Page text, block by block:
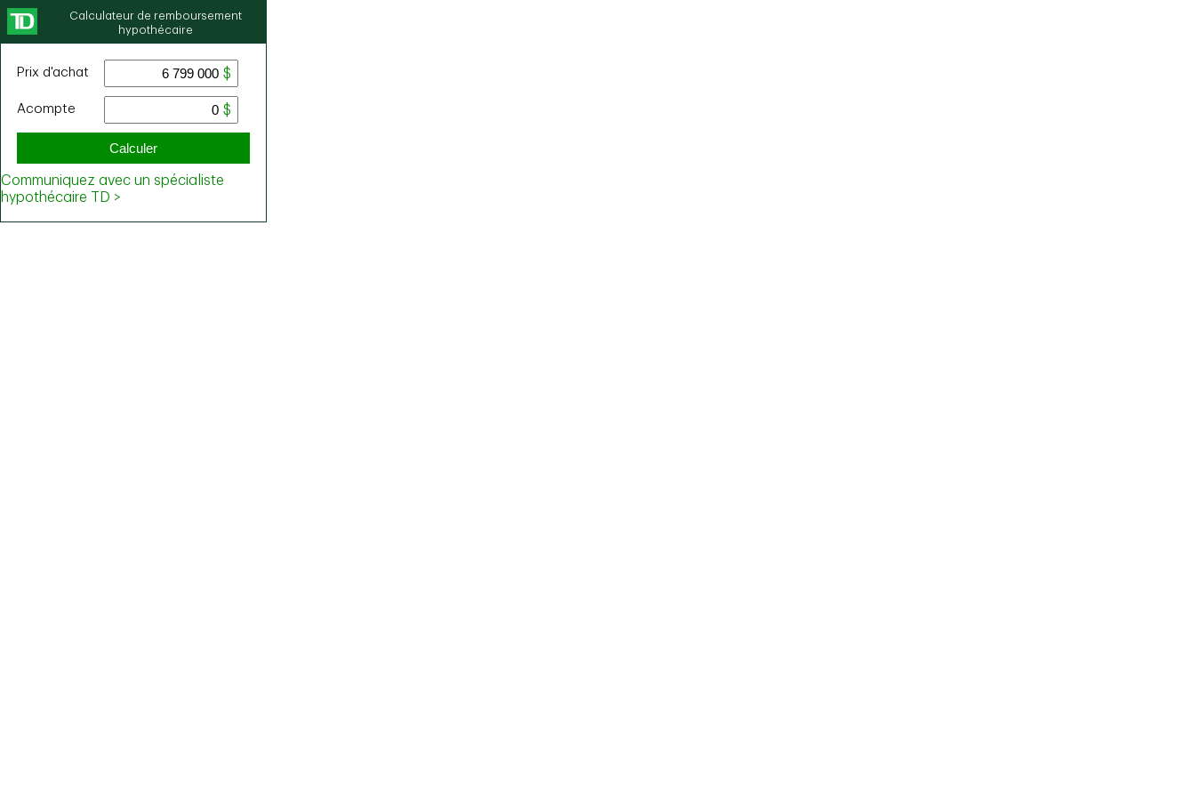
Calculateur de remboursement
hypothécaire
Prix ​​d'achat
Acompte
Calculer
Communiquez avec un spécialiste
hypothécaire TD >